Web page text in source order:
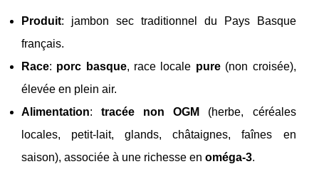
Produit: jambon sec traditionnel du Pays Basque
français.
Race: porc basque, race locale pure(non croisée),
élevée en plein air.
Alimentation:tracée non OGM
(herbe, céréales
locales, petit-lait, glands, châtaignes, faînes en
saison), associée à une richesse en oméga-3.